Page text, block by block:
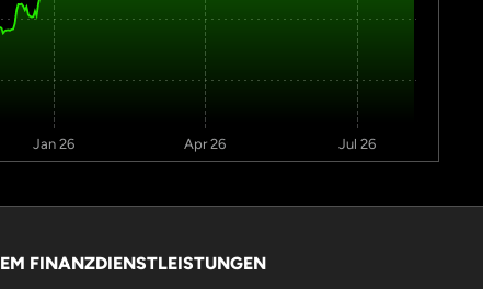
Jan 26 Apr 26 Jul 26
EM FINANZDIENSTLEISTUNGEN